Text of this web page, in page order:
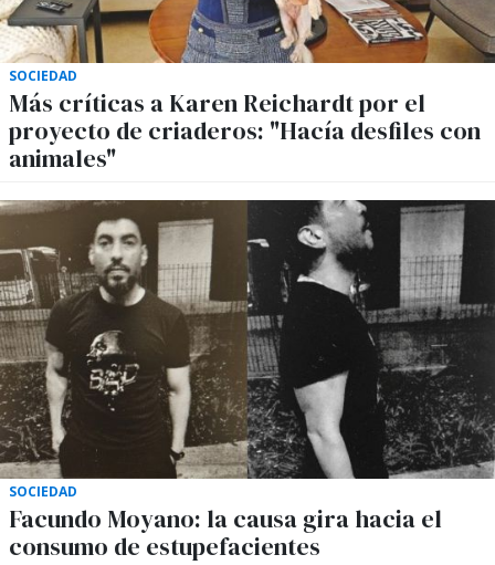
SOCIEDAD
Más críticas a Karen Reichardt por el
proyecto de criaderos: "Hacía desfiles con
animales"
SOCIEDAD
Facundo Moyano: la causa gira hacia el
consumo de estupefacientes